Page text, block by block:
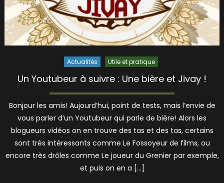
Actualités Utile et pratique
Un Youtubeur à suivre : Une bière et Jivay !
Bonjour les amis! Aujourd’hui, point de tests, mais l’envie de
vous parler d’un Youtubeur qui parle de bière! Alors les
blogueurs vidéos on en trouve des tas et des tas, certains
sont très intéressants comme Le Fossoyeur de films, ou
encore très drôles comme Le joueur du Grenier par exemple,
et puis on en a […]